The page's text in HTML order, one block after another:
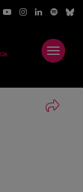
Abrir
menú